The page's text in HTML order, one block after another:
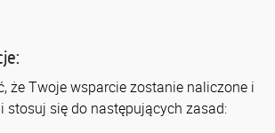
że Twoje wsparcie zostanie naliczone i
stosuj się do następujących zasad: